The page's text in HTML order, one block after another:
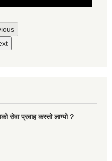
सेवा प्रवाह कस्तो लाग्यो ?